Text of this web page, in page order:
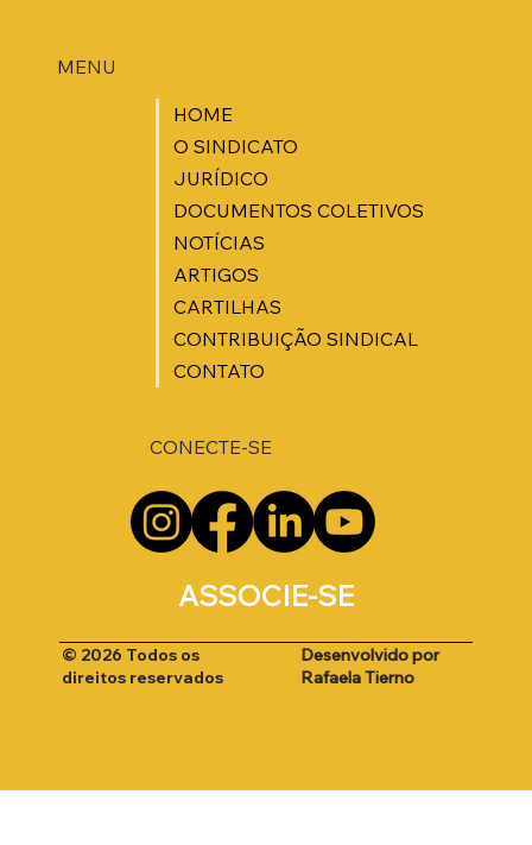
MENU
HOME
O SINDICATO
JURÍDICO
DOCUMENTOS COLETIVOS
NOTÍCIAS
ARTIGOS
CARTILHAS
CONTRIBUIÇÃO SINDICAL
CONTATO
ASSOCIE-SE
CONECTE-SE
© 2026 Todos os
direitos reservados
Desenvolvido por
Rafaela Tierno